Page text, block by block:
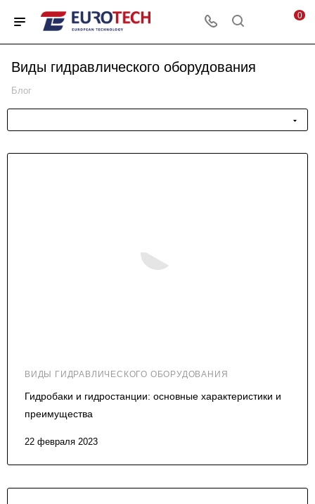
0
Виды гидравлического оборудования
Блог
ВИДЫ ГИДРАВЛИЧЕСКОГО ОБОРУДОВАНИЯ
22 февраля 2023
Гидробаки и гидростанции: основные характеристики и
преимущества